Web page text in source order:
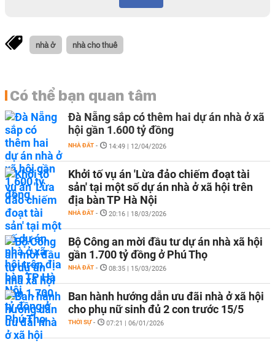
nhà ở nhà cho thuê
Có thể bạn quan tâm
Đà Nẵng sắp có thêm hai dự án nhà ở xã
hội gần 1.600 tỷ đồng
NHÀ ĐẤT - 14:49 | 12/04/2026
Khởi tố vụ án 'Lừa đảo chiếm đoạt tài
sản' tại một số dự án nhà ở xã hội trên
địa bàn TP Hà Nội
NHÀ ĐẤT - 20:16 | 18/03/2026
Bộ Công an mời đầu tư dự án nhà xã hội
gần 1.700 tỷ đồng ở Phú Thọ
NHÀ ĐẤT - 08:35 | 15/03/2026
Ban hành hướng dẫn ưu đãi nhà ở xã hội
cho phụ nữ sinh đủ 2 con trước 15/5
THỜI SỰ - 07:21 | 06/01/2026